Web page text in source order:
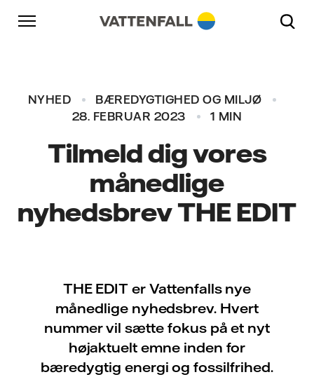
Skift til indhold
Gå til hovednavigation
Gå til sidefod
NYHED
BÆREDYGTIGHED OG MILJØ
28. FEBRUAR 2023
1 MIN
Tilmeld dig vores
månedlige
nyhedsbrev THE EDIT
THE EDIT er Vattenfalls nye
månedlige nyhedsbrev. Hvert
nummer vil sætte fokus på et nyt
højaktuelt emne inden for
bæredygtig energi og fossilfrihed.
Gå til hovednavigation